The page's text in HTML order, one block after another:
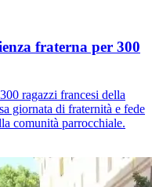
fraterna per 300
ragazzi francesi della
giornata di fraternità e fede
comunità parrocchiale.